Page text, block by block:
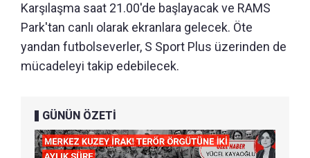
Karşılaşma saat 21.00'de başlayacak ve RAMS
Park'tan canlı olarak ekranlara gelecek. Öte
yandan futbolseverler, S Sport Plus üzerinden de
mücadeleyi takip edebilecek.
GÜNÜN ÖZETİ